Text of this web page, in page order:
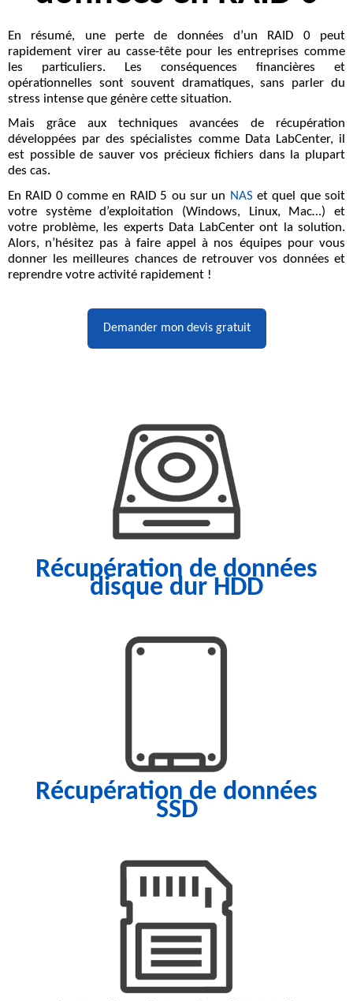
En résumé, une perte de données d’un RAID 0 peut
rapidement virer au casse-tête pour les entreprises comme
les particuliers. Les conséquences financières et
opérationnelles sont souvent dramatiques, sans parler du
stress intense que génère cette situation.
Mais grâce aux techniques avancées de récupération
développées par desspécialistes comme Data LabCenter, il
est possible de sauver vos précieux fichiers dans la plupart
des cas.
En RAID 0 comme en RAID 5 ou sur un NASet quel que soit
votre système d’exploitation (Windows, Linux, Mac…) et
votre problème, les experts Data LabCenter ont la solution.
Alors, n’hésitez pas à faire appel à nos équipes pour vous
donner les meilleures chances de retrouver vos données et
reprendre votre activité rapidement !
Demander mon devis gratuit
Récupération de données
disque dur HDD
Récupération de données
SSD